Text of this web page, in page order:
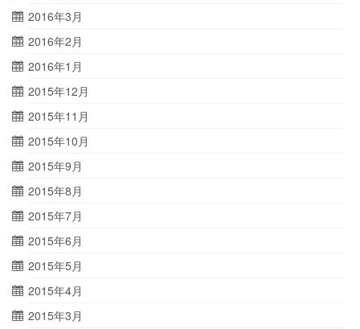
2016年3月
2016年2月
2016年1月
2015年12月
2015年11月
2015年10月
2015年9月
2015年8月
2015年7月
2015年6月
2015年5月
2015年4月
2015年3月